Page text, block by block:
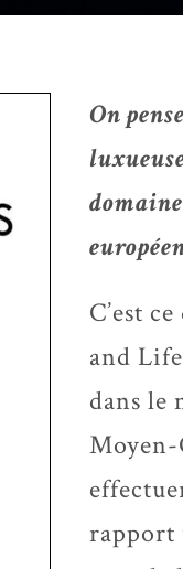
On
C’est
and
dans le
rapport